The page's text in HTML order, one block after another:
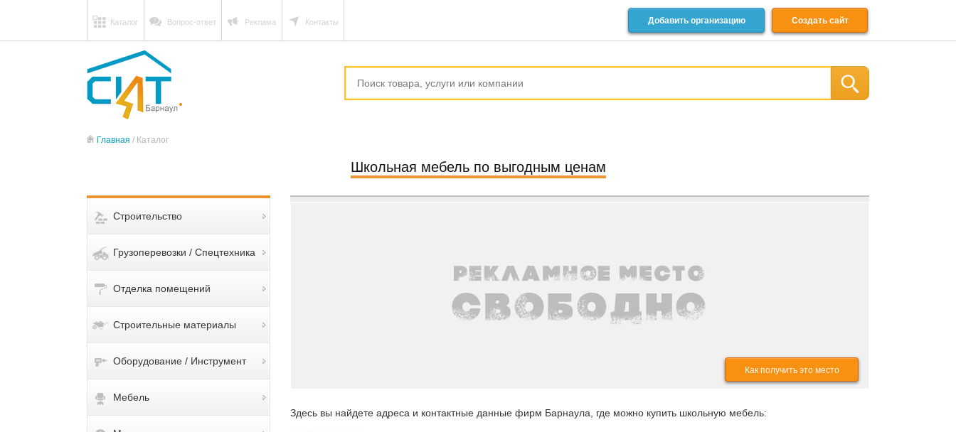
Каталог Вопрос-ответ Реклама Контакты Добавить организацию Создать сайт
Главная / Каталог
Школьная мебель по выгодным ценам
Строительство
Грузоперевозки / Спецтехника
Отделка помещений
Строительные материалы
Оборудование / Инструмент
Мебель
Как получить это место
Здесь вы найдете адреса и контактные данные фирм Барнаула, где можно купить школьную мебель: